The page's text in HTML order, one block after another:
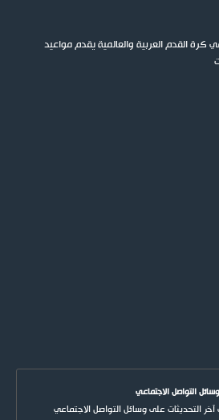
القدم العربية والعالمية يقدم مواعيد
التواصل الاجتماعي
التحديثات على وسائل التواصل الاجتماعي